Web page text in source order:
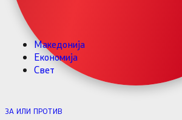
Македонија
Економија
Свет
ЗА ИЛИ ПРОТИВ